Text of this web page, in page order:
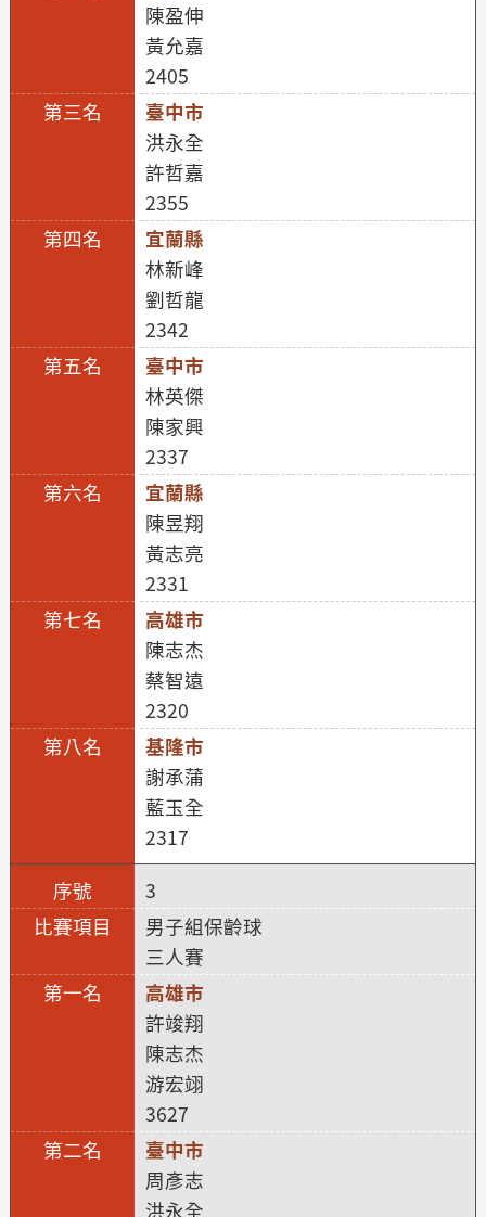
陳盈伸
黃允嘉
2405
臺中市
洪永全
許哲嘉
2355
宜蘭縣
林新峰
劉哲龍
2342
臺中市
林英傑
陳家興
2337
宜蘭縣
陳昱翔
黃志亮
2331
高雄市
陳志杰
蔡智遠
2320
基隆市
謝承蒲
藍玉全
2317
3
男子組保齡球
三人賽
高雄市
許竣翔
陳志杰
游宏翊
3627
臺中市
周彥志
洪永全